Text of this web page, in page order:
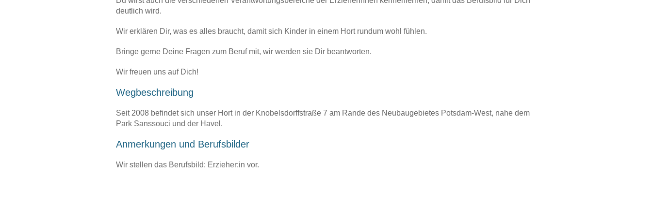
deutlich wird.
Wir erklären Dir, was es alles braucht, damit sich Kinder in einem Hort rundum wohl fühlen.
Bringe gerne Deine Fragen zum Beruf mit, wir werden sie Dir beantworten.
Wir freuen uns auf Dich!
Wegbeschreibung
Seit 2008 befindet sich unser Hort in der Knobelsdorffstraße 7 am Rande des Neubaugebietes Potsdam-West, nahe dem
Park Sanssouci und der Havel.
Anmerkungen und Berufsbilder
Wir stellen das Berufsbild: Erzieher:in vor.